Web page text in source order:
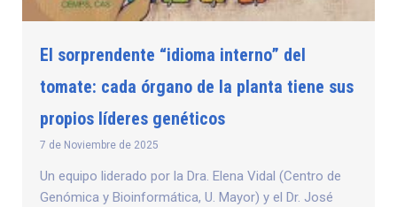
El sorprendente “idioma interno” del
tomate: cada órgano de la planta tiene sus
propios líderes genéticos
7 de Noviembre de 2025
Un equipo liderado por la Dra. Elena Vidal (Centro de
Genómica y Bioinformática, U. Mayor) y el Dr. José